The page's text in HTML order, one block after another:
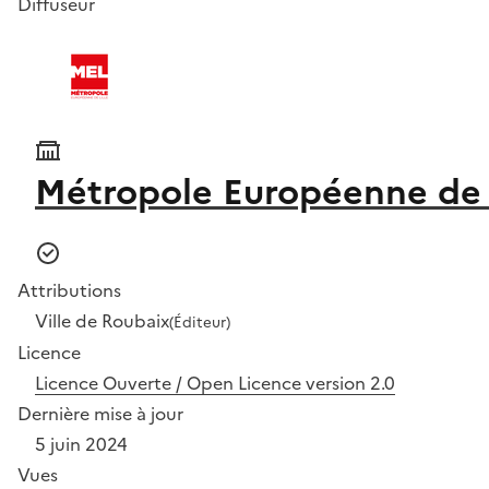
Métropole Européenne
Attributions
Ville de Roubaix(Éditeur)
Licence
Licence Ouverte / Open Licence version 2.0
Dernière mise à jour
5 juin 2024
Vues